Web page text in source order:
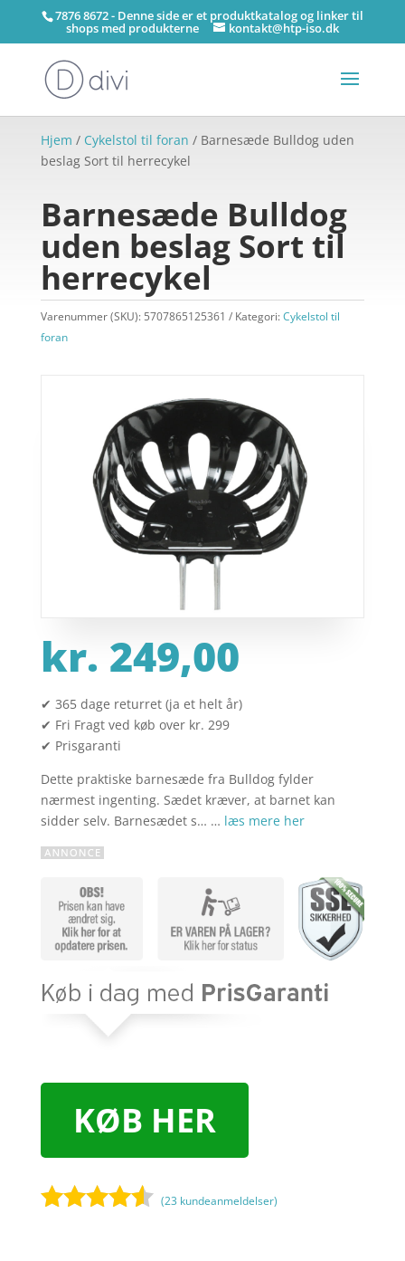
7876 8672 - Denne side er et produktkatalog og linker til
shops med produkterne kontakt@htp-iso.dk
Hjem / Cykelstol til foran / Barnesæde Bulldog uden
beslag Sort til herrecykel
Barnesæde Bulldog
uden beslag Sort til
herrecykel
Varenummer (SKU): 5707865125361 Kategori:Cykelstol til
foran
kr. 249,00
✔ 365 dage returret (ja et helt år)
✔ Fri Fragt ved køb over kr. 299
✔ Prisgaranti
Dette praktiske barnesæde fra Bulldog fylder
nærmest ingenting. Sædet kræver, at barnet kan
sidder selv. Barnesædet s… … læs mere her
KØB HER
(23 kundeanmeldelser)